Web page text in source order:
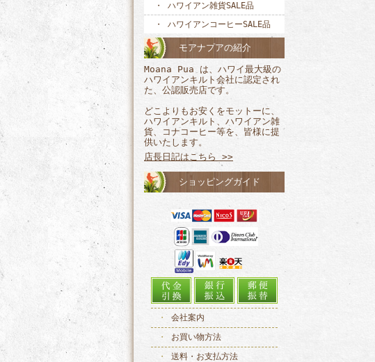
ハワイアン雑貨SALE品
ハワイアンコーヒーSALE品
モアナプアの紹介
Moana Pua は、ハワイ最大級の
ハワイアンキルト会社に認定され
た、公認販売店です。
どこよりもお安くをモットーに、
ハワイアンキルト、ハワイアン雑
貨、コナコーヒー等を、皆様に提
供いたします。
店長日記はこちら >>
ショッピングガイド
会社案内
お買い物方法
送料・お支払方法